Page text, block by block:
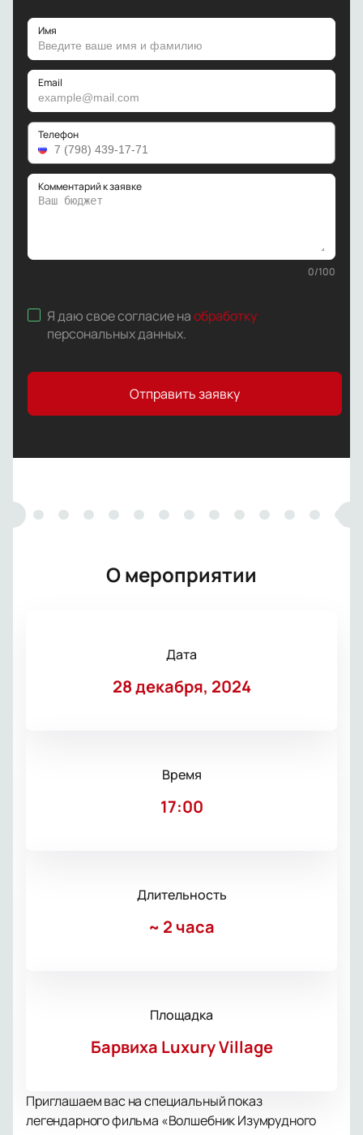
Имя
Email
Телефон
Комментарий к заявке
0/100
Я даю свое согласие наобработку
персональных данных.
Отправить заявку
О мероприятии
Дата
28 декабря, 2024
Время
17:00
Длительность
~ 2 часа
Площадка
Барвиха Luxury Village
Приглашаем вас на специальный показ
легендарного фильма «Волшебник Изумрудного